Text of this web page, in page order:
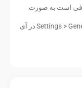
کافی است به صورت
OTA و با مراجعه به Settings > General > Software Update در آی